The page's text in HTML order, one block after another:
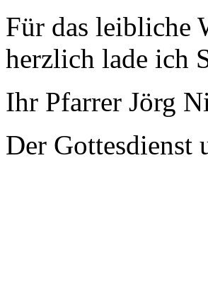
Für das leibliche
herzlich lade ich
Ihr Pfarrer Jörg
Der Gottesdienst